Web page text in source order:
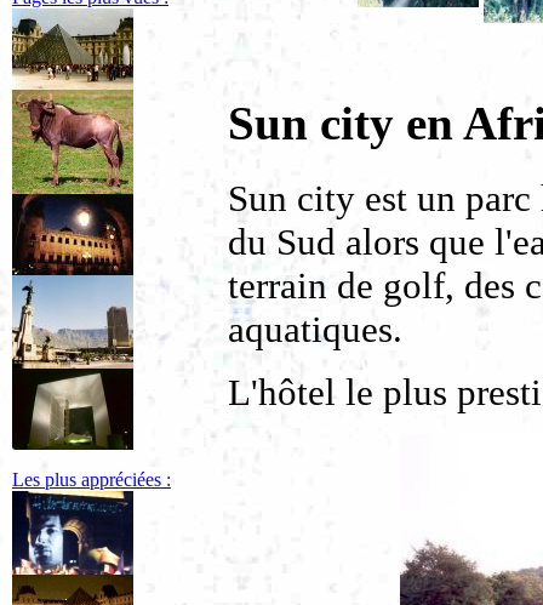
Les plus appréciées :
Sun city en
Sun city est un
du Sud alors que
terrain de golf, des
aquatiques.
L'hôtel le plus